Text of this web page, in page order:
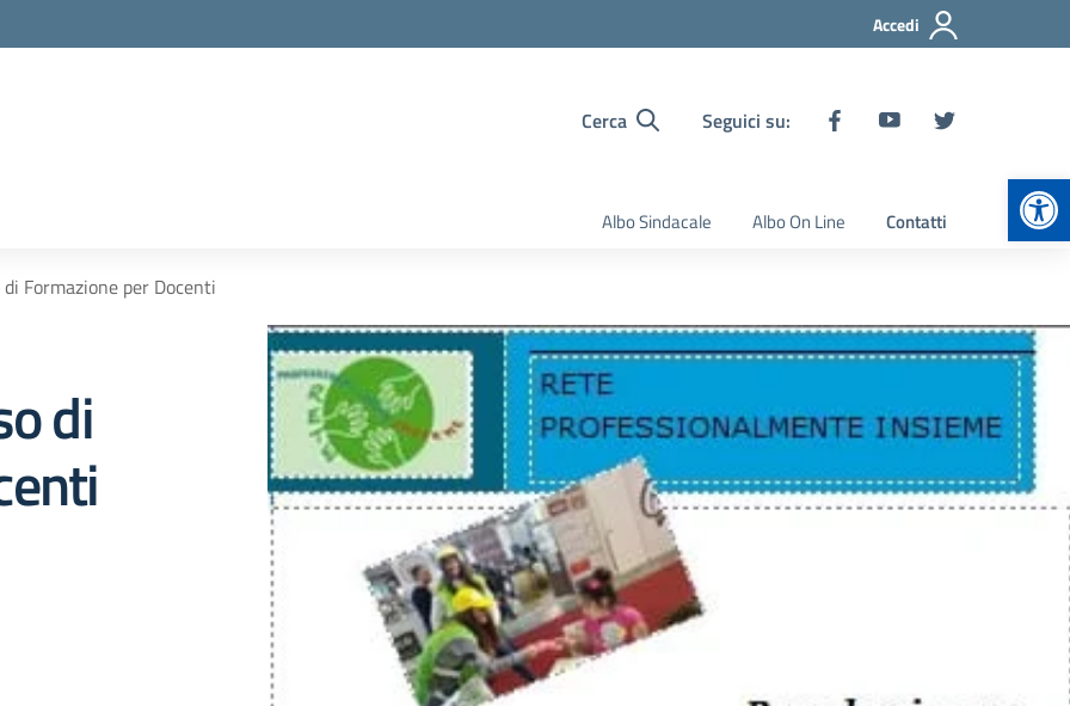
Accedi
Cerca Seguici su:
Albo Sindacale Albo On Line Contatti
Formazione per Docenti
di